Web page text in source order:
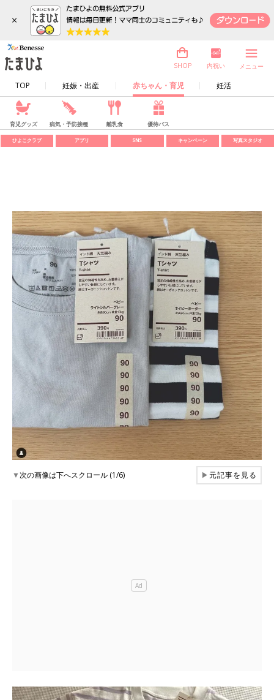
×
TOP 妊娠・出産 赤ちゃん・育児 妊活
SHOP 内祝い メニュー
育児グッズ 病気・予防接種 離乳食 優待パス
ひよこクラブ アプリ SNS キャンペーン 写真スタジオ
▼次の画像は下へスクロール (1/6) ▶元記事を見る